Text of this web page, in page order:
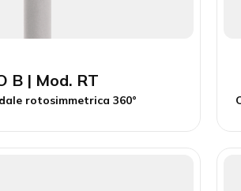
B | Mod. RT
rotosimmetrica 360°